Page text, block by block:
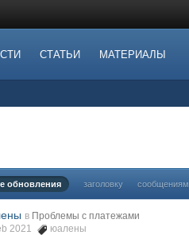
СТАТЬИ МАТЕРИАЛЫ
обновления заголовку сообщениям
в Проблемы с платежами
2021
юалены